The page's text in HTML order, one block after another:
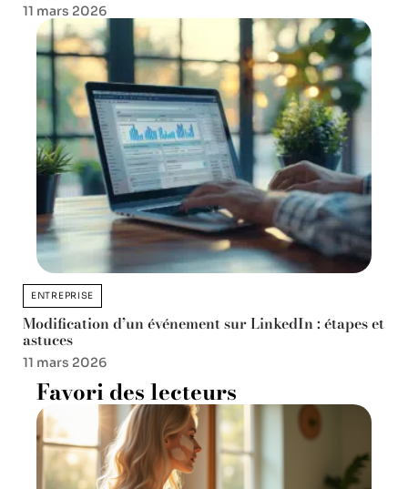
11 mars 2026
ENTREPRISE
Modification d’un événement sur LinkedIn : étapes et
astuces
11 mars 2026
Favori des lecteurs